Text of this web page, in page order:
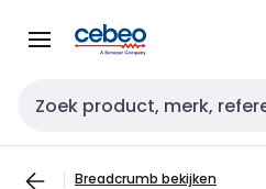
naar
naar
Zoekveld invoer
Breadcrumb bekijken